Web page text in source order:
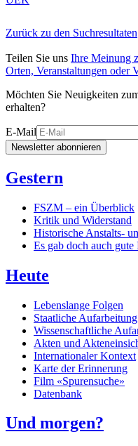
Zurück zu den Suchresultaten
Teilen Sie uns Ihre Meinung
Orten, Veranstaltungen oder
Möchten Sie Neuigkeiten
erhalten?
E-Mail
Newsletter abonnieren
Gestern
FSZM – ein Überblick
Kritik und Widerstand
Historische Anstalts-
Es gab doch auch gute
Heute
Lebenslange Folgen
Staatliche Aufarbeitung
Wissenschaftliche
Akten und
Internationaler Kontext
Karte der Erinnerung
Film «Spurensuche»
Datenbank
Und morgen?